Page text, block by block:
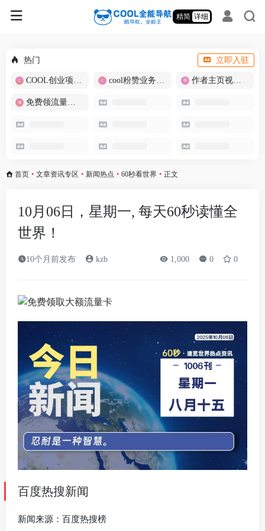
精简 详细
热门 立即入驻
COOL创业项目商城 cool粉赞业务商城【爆粉引流】 作者主页视频批量提取
免费领流量卡-包邮
首页 • 文章资讯专区 • 新闻热点 • 60秒看世界 • 正文
10月06日，星期一, 每天60秒读懂全
世界！
10个月前发布 kzb 1,000 0 0
百度热搜新闻
新闻来源：百度热搜榜